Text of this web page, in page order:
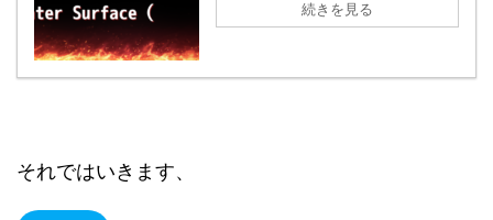
続きを見る
それではいきます、